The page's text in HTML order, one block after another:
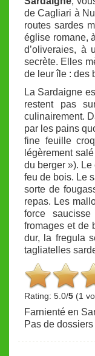
de Cagliari à
routes sardes
église romane,
d’oliveraies, à
secrète. Elles
de leur île : des
La Sardaigne
restent pas
culinairement.
par les pains
fine feuille
légèrement
du berger »).
feu de bois. Le
sorte de
repas. Les
force
fromages et de
dur, la fregula
tagliatelles
Rating: 5.0/5 (1
Farnienté en
Pas de